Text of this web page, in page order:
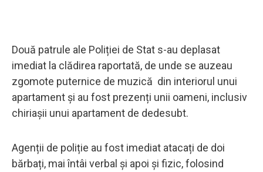
Două patrule ale Poliției de Stat s-au deplasat
imediat la clădirea raportată, de unde se auzeau
zgomote puternice de muzică din interiorul unui
apartament și au fost prezenți unii oameni, inclusiv
chiriașii unui apartament de dedesubt.
Agenții de poliție au fost imediat atacați de doi
bărbați, mai întâi verbal și apoi și fizic, folosind